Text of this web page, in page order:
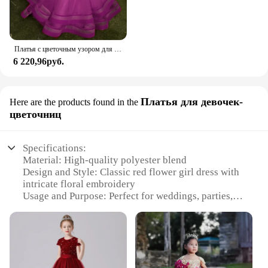
6 220,96руб.
Here are the products found in the Платья для девочек-
цветочниц
Specifications:
Material: High-quality polyester blend
Design and Style: Classic red flower girl dress with
intricate floral embroidery
Usage and Purpose: Perfect for weddings, parties,
Shape or Size or Weight or Quantity: Available in
multiple sizes to fit girls from 2 to 14 years old
Performance and Property: Lightweight and
comfortable for extended wear